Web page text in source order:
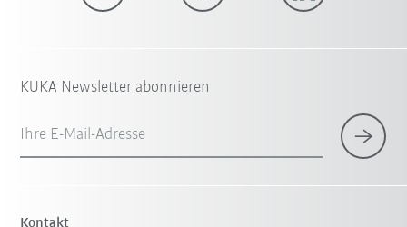
KUKA Newsletter abonnieren
Ihre E-Mail-Adresse
Kontakt